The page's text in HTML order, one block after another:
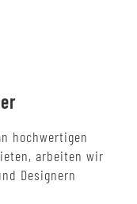
hochwertigen
arbeiten wir
Designern